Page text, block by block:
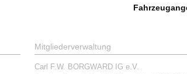
Mitgliederverwaltung
Carl F.W. BORGWARD IG e.V.